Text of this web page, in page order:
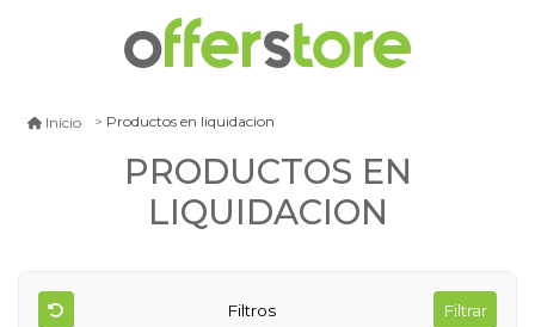
Inicio Productos en liquidacion
PRODUCTOS EN
LIQUIDACION
Filtros Filtrar